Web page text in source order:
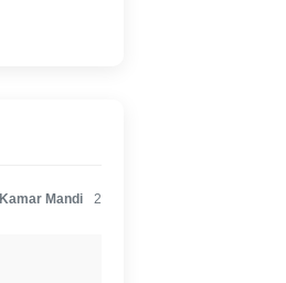
Kamar Mandi 2